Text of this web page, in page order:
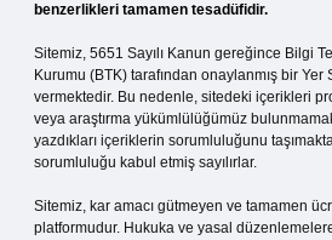
benzerlikleri tamamen tesadüfidir.
Sitemiz, 5651 Sayılı Kanun gereğince Bilgi
Kurumu (BTK) tarafından onaylanmış bir Yer
vermektedir. Bu nedenle, sitedeki içerikleri
veya araştırma yükümlülüğümüz
yazdıkları içeriklerin sorumluluğunu
sorumluluğu kabul etmiş sayılırlar.
Sitemiz, kar amacı gütmeyen ve tamamen
platformudur. Hukuka ve yasal